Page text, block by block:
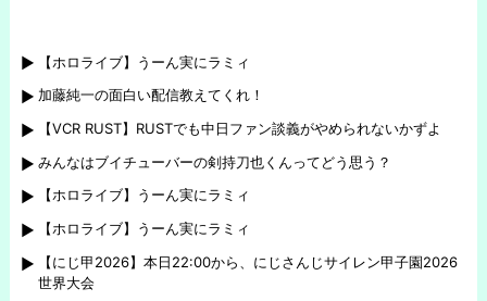
【ホロライブ】うーん実にラミィ
加藤純一の面白い配信教えてくれ！
【VCR RUST】RUSTでも中日ファン談義がやめられないかずよ
みんなはブイチューバーの剣持刀也くんってどう思う？
【ホロライブ】うーん実にラミィ
【ホロライブ】うーん実にラミィ
【にじ甲2026】本日22:00から、にじさんじサイレン甲子園2026
世界大会